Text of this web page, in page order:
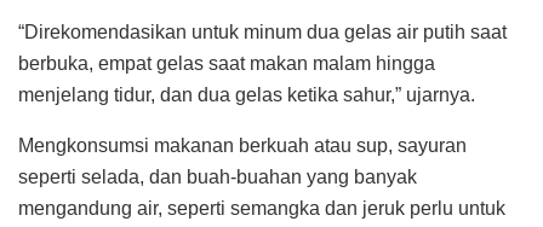
“Direkomendasikan untuk minum dua gelas air putih saat
berbuka, empat gelas saat makan malam hingga
menjelang tidur, dan dua gelas ketika sahur,” ujarnya.
Mengkonsumsi makanan berkuah atau sup, sayuran
seperti selada, dan buah-buahan yang banyak
mengandung air, seperti semangka dan jeruk perlu untuk